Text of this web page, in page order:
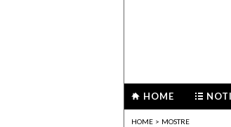
HOME
HOME > MOSTRE